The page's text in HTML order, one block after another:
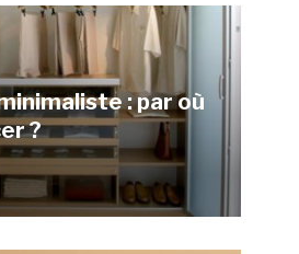
: par où
?